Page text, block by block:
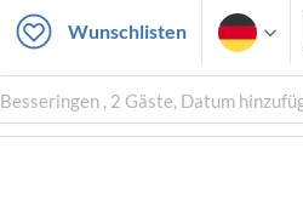
Wunschlisten
Besseringen , 2 Gäste, Datum